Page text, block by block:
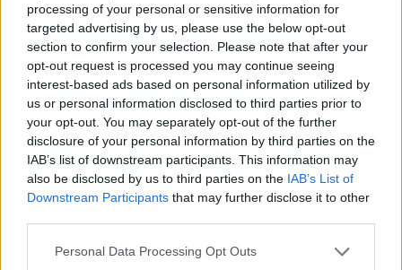
processing of your personal or sensitive information for
targeted advertising by us, please use the below opt-out
section to confirm your selection. Please note that after your
opt-out request is processed you may continue seeing
interest-based ads based on personal information utilized by
us or personal information disclosed to third parties prior to
your opt-out. You may separately opt-out of the further
disclosure of your personal information by third parties on the
IAB’s list of downstream participants. This information may
also be disclosed by us to third parties on the IAB’s List of
Downstream Participants that may further disclose it to other
Please note that this website/app uses one or more Google
Personal Data Processing Opt Outs
14:53
A hátsó gumikat le tudták ugyan cserélni, de megint
ugrálni kellett az autón, mert az emelő, az bizony továbbra
sem működik rendesen.
14:53
Hajjajj... A #31-es kerékcserén. Vajon most sima
lesz?
A PR1 Mathiasen azóta sem jött ki, hivatalosan nem